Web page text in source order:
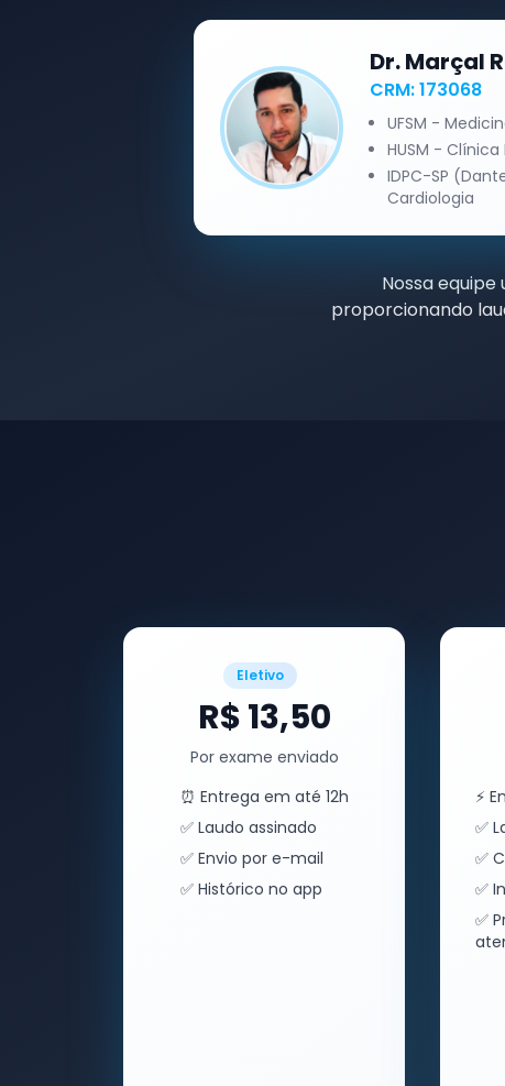
Dr. Marçal
CRM: 173068
UFSM -
HUSM -
IDPC-SP
Cardiologia
Nossa
proporcionando
Eletivo
R$ 13,50
Por exame enviado
⏰ Entrega em até 12h
✅ Laudo assinado
✅ Envio por e-mail
✅ Histórico no app
⚡
✅
✅
✅
✅